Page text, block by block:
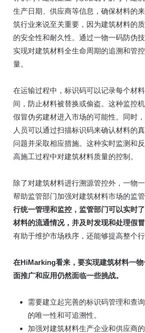
生产日期、供应商等信息，确保材料的
筑行业来说至关重要，因为建筑材料的
的安全性和耐久性。通过一物一码防伪
实现对建筑材料全生命周期的追溯和管
量。
在运输过程中，标识码可以记录每个材
间，防止材料被替换或偷盗。这种监控
假冒伪劣建材进入市场的可能性。同时
人员可以通过扫描标识码来确认材料的
问题并采取相应措施。这种实时监测和
高施工过程中对建筑材料质量的控制。
除了对建筑材料进行溯源管控外，一物
帮助监管部门加强对建筑材料市场的监管
行统一管理和监控，监管部门可以实时
材料的流通情况，并及时发现和处理假冒
有助于维护市场秩序，还能够提高整个行
在HiMarking看来，要实现建筑材料一
面推广和应用仍然面临一些挑战。
需要建立起完善的标识码管理和查
的唯一性和可追溯性。
加强对建筑材料生产企业和供应商